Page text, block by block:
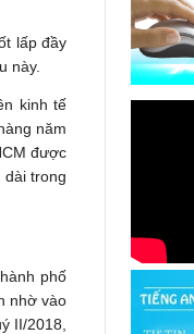
lấp đầy
này.
kinh tế
năm
được
trong
phố
nhờ vào
II/2018,